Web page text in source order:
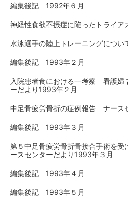
編集後記 1992年６月
神経性食欲不振症に陥ったトライア
水泳選手の陸上トレーニングについ
編集後記 1993年２月
入院患者食における一考察 看護
ーだより1993年２月
中足骨疲労骨折の症例報告 ナース
編集後記 1993年３月
第５中足骨疲労骨折骨接合手術を
ースセンターだより1993年３月
編集後記 1993年４月
編集後記 1993年５月